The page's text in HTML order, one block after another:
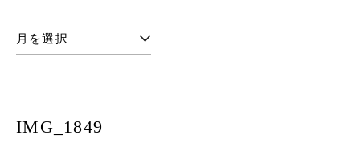
IMG_1849